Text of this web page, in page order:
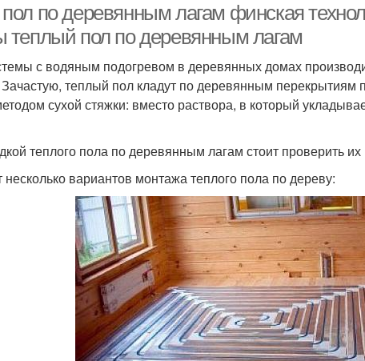
по деревянным лагам финская
теплый пол по деревянным лагам
с водяным подогревом в деревянных домах
теплый пол кладут по деревянным перекрытиям
сухой стяжки: вместо раствора, в который
теплого пола по деревянным лагам стоит проверить
вариантов монтажа теплого пола по дереву: